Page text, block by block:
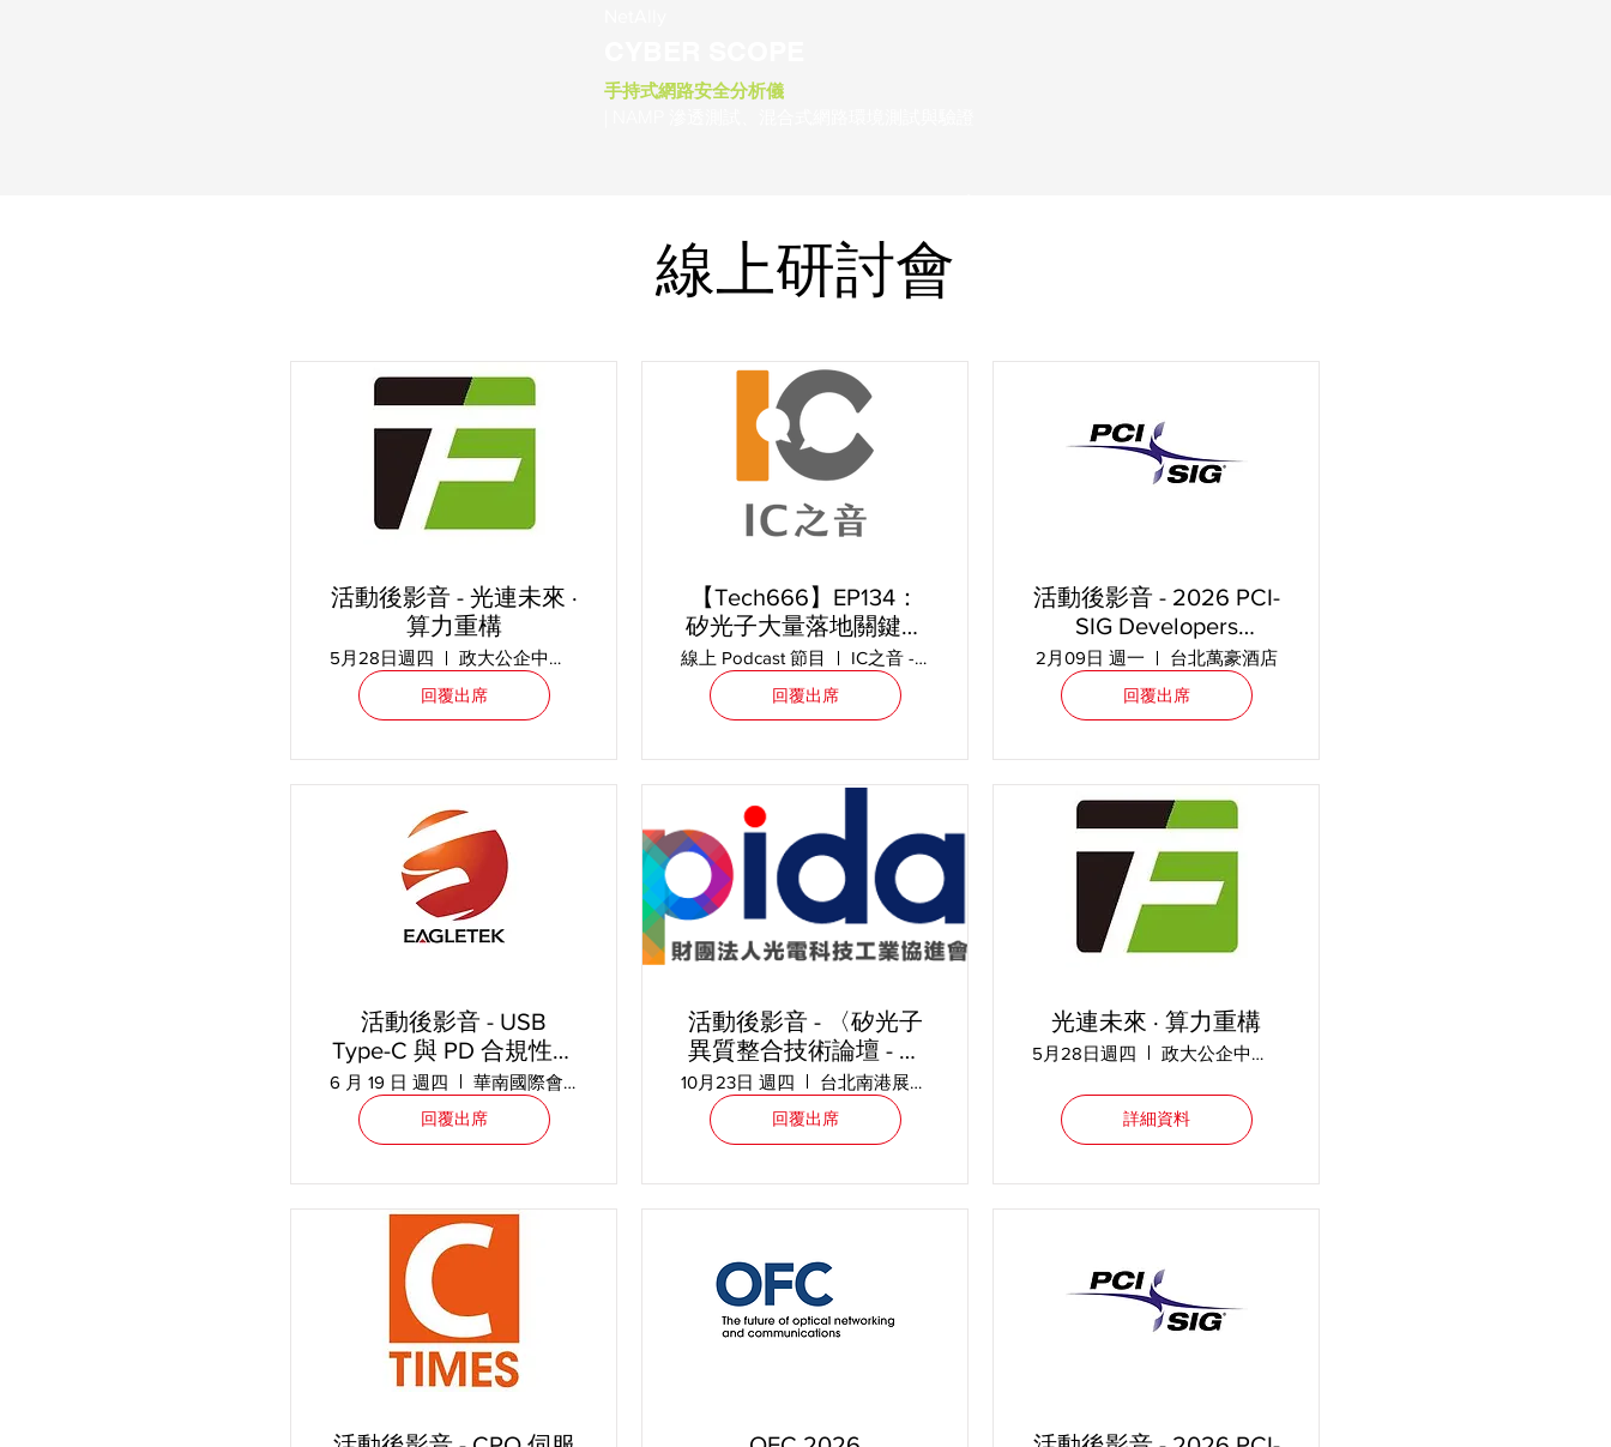
手持式網路安全分析儀
​線上研討會
活動後影音 - 光連未來 ·
算力重構
5月28日週四 政大公企中心 A431
回覆出席
【Tech666】EP134：
矽光子大量落地關鍵，
量測實務關鍵全解析 ft.
翔宇科技 吳瑀涵 Hans
線上 Podcast 節目 IC之音 -〈Tech666〉
回覆出席
活動後影音 - 2026 PCI-
SIG Developers
Conference 台北場
2月09日 週一 台北萬豪酒店
回覆出席
活動後影音 - USB
Type-C 與 PD 合規性解
析：符合 EU RED 與
IEC 62368-1 標準的策
6 月 19 日 週四 華南國際會議中心
回覆出席
活動後影音 - 〈矽光子
異質整合技術論壇 - 矽
光子與 CPO 的趨勢與
測試挑戰〉
10月23日 週四 台北南港展覽館一館 5F - 500 會議室
回覆出席
光連未來 · 算力重構
5月28日週四 政大公企中心 A431
詳細資料